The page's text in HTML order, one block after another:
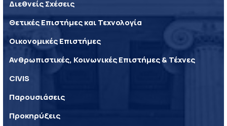
Διεθνείς Σχέσεις
Θετικές Επιστήμες και Τεχνολογία
Οικονομικές Επιστήμες
Ανθρωπιστικές, Κοινωνικές Επιστήμες & Τέχνες
CIVIS
Παρουσιάσεις
Προκηρύξεις